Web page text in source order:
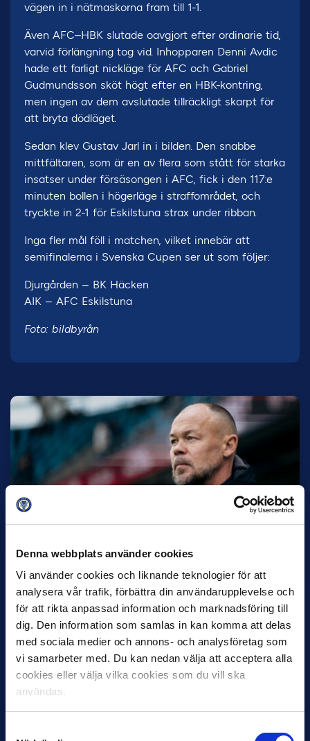
Denna webbplats använder cookies
Vi använder cookies och liknande teknologier för att
analysera vår trafik, förbättra din användarupplevelse och
för att rikta anpassad information och marknadsföring till
dig. Den information som samlas in kan komma att delas
med sociala medier och annons- och analysföretag som
vi samarbeter med. Du kan nedan välja att acceptera alla
cookies eller välja vilka cookies som du vill ska
användas.
vägen in i nätmaskorna fram till 1-1.
Även AFC–HBK slutade oavgjort efter ordinarie tid,
varvid förlängning tog vid. Inhopparen Denni Avdic
hade ett farligt nickläge för AFC och Gabriel
Gudmundsson sköt högt efter en HBK-kontring,
men ingen av dem avslutade tillräckligt skarpt för
att bryta dödläget.
Sedan klev Gustav Jarl in i bilden. Den snabbe
mittfältaren, som är en av flera som stått för starka
insatser under försäsongen i AFC, fick i den 117:e
minuten bollen i högerläge i straffområdet, och
tryckte in 2-1 för Eskilstuna strax under ribban.
Inga fler mål föll i matchen, vilket innebär att
semifinalerna i Svenska Cupen ser ut som följer:
Djurgården – BK Häcken
AIK – AFC Eskilstuna
Foto: bildbyrån
Joachim Björklund tar över IFK Göteborg
Under måndagseftermiddagen meddelade IFK Göteborg att
avslutats.…